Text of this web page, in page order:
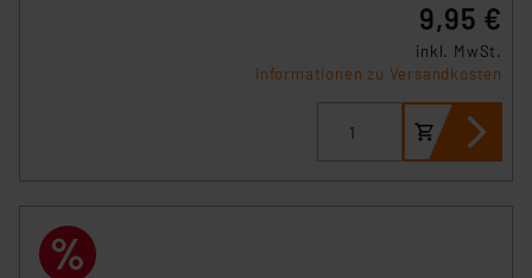
9,95 €
inkl. MwSt.
Informationen zu Versandkosten